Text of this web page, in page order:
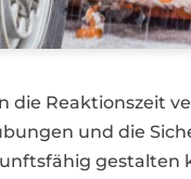
die Reaktionszeit
und die
gestalten